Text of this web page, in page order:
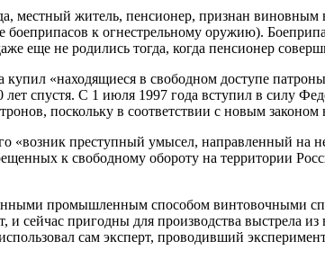
местный житель, пенсионер, признан
боеприпасов к огнестрельному оружию).
еще не родились тогда, когда пенсионер
купил «находящиеся в свободном доступе
лет спустя. С 1 июля 1997 года вступил в силу
поскольку в соответствии с новым законом
«возник преступный умысел, направленный на
к свободному обороту на территории
промышленным способом винтовочными
сейчас пригодны для производства выстрела
сам эксперт, проводивший